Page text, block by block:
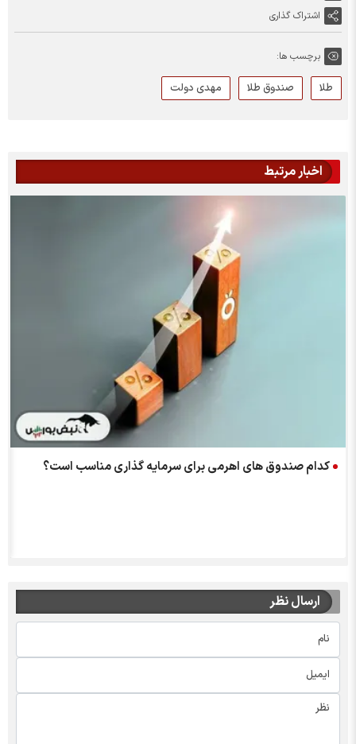
اشتراک گذاری
برچسب ها:
طلا صندوق طلا مهدی دولت
اخبار مرتبط
کدام صندوق های اهرمی برای سرمایه گذاری مناسب است؟
ارسال نظر